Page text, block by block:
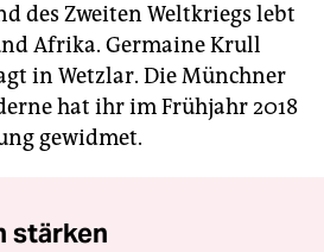
des Zweiten Weltkriegs lebt
Afrika. Germaine Krull
in Wetzlar. Die Münchner
hat ihr im Frühjahr 2018
gewidmet.
stärken